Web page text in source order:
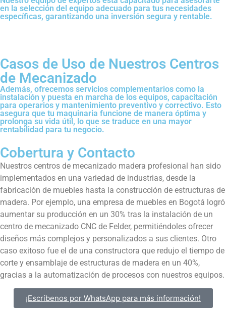
en la selección del equipo adecuado para tus necesidades
específicas, garantizando una inversión segura y rentable.
Casos de Uso de Nuestros Centros
de Mecanizado
Además, ofrecemos servicios complementarios como la
instalación y puesta en marcha de los equipos, capacitación
para operarios y mantenimiento preventivo y correctivo. Esto
asegura que tu maquinaria funcione de manera óptima y
prolonga su vida útil, lo que se traduce en una mayor
rentabilidad para tu negocio.
Cobertura y Contacto
Nuestros centros de mecanizado madera profesional han sido
implementados en una variedad de industrias, desde la
fabricación de muebles hasta la construcción de estructuras de
madera. Por ejemplo, una empresa de muebles en Bogotá logró
aumentar su producción en un 30% tras la instalación de un
centro de mecanizado CNC de Felder, permitiéndoles ofrecer
diseños más complejos y personalizados a sus clientes. Otro
caso exitoso fue el de una constructora que redujo el tiempo de
corte y ensamblaje de estructuras de madera en un 40%,
gracias a la automatización de procesos con nuestros equipos.
¡Escríbenos por WhatsApp para más información!